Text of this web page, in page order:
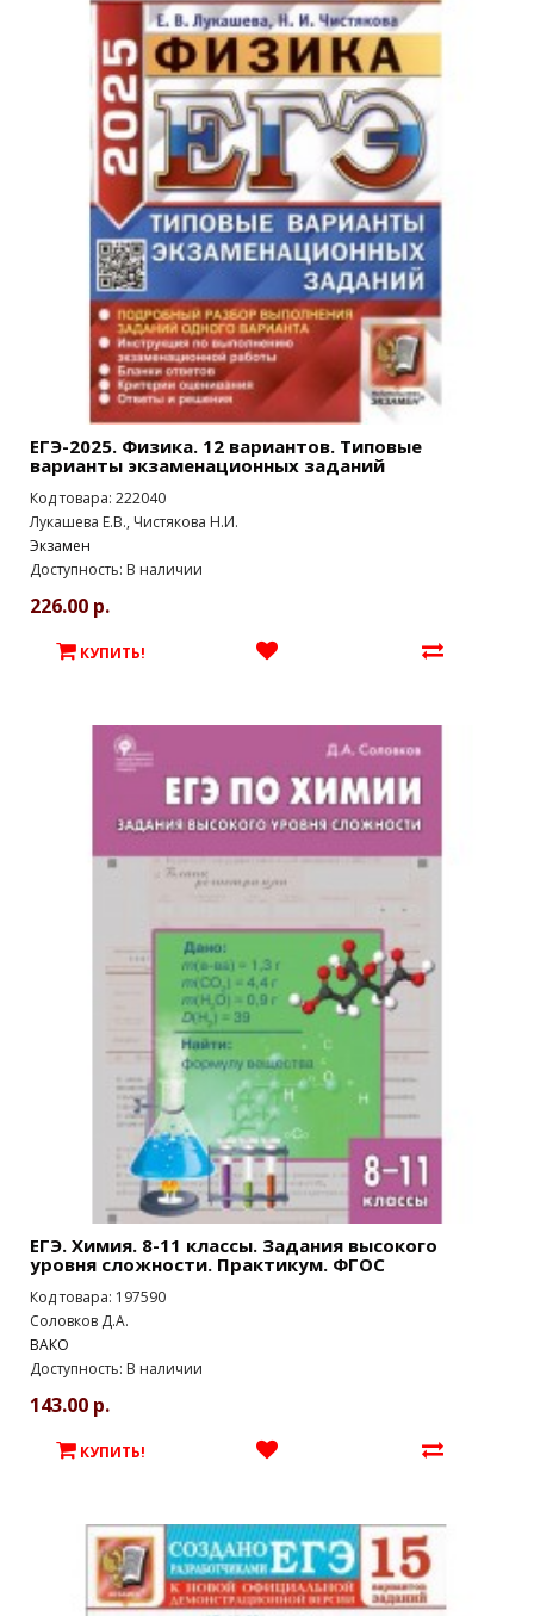
ЕГЭ-2025. Физика. 12 вариантов. Типовые
варианты экзаменационных заданий
Код товара: 222040
Лукашева Е.В., Чистякова Н.И.
Экзамен
Доступность: В наличии
226.00 р.
КУПИТЬ!
ЕГЭ. Химия. 8-11 классы. Задания высокого
уровня сложности. Практикум. ФГОС
Код товара: 197590
Соловков Д.А.
ВАКО
Доступность: В наличии
143.00 р.
КУПИТЬ!